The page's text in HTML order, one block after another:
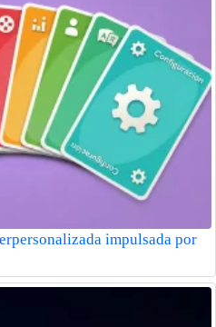
impulsada por